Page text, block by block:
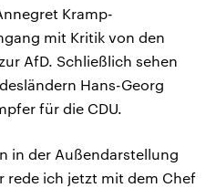
Kramp-
mit Kritik von den
AfD. Schließlich sehen
Hans-Georg
für die CDU.
in der Außendarstellung
rede ich jetzt mit dem Chef